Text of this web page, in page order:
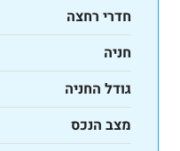
חדרי רחצה
חניה
גודל החניה
מצב הנכס